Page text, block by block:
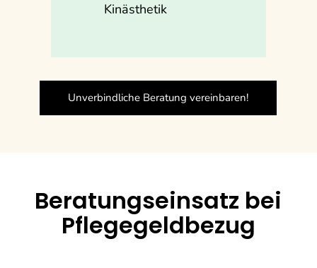
Kinästhetik
Unverbindliche Beratung vereinbaren!
Beratungseinsatz bei
Pflegegeldbezug